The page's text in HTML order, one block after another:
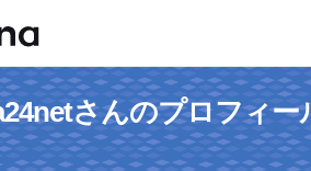
さんのプロフィー